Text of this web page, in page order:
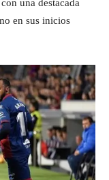
una destacada
en sus inicios